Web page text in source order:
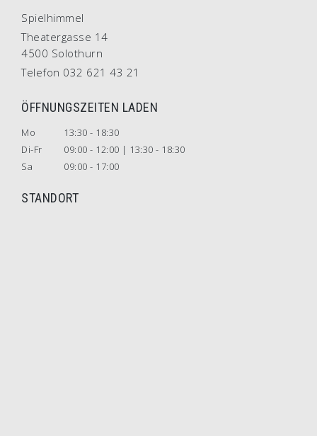
Spielhimmel
Theatergasse 14
4500 Solothurn
Telefon 032 621 43 21
ÖFFNUNGSZEITEN LADEN
Mo
13:30 - 18:30
Di-Fr
09:00 - 12:00 | 13:30 - 18:30
Sa
09:00 - 17:00
STANDORT